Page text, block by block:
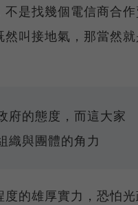
是找幾個電信商合作
叫接地氣，那當然就
府的態度，而這大家
織與團體的角力
的雄厚實力，恐怕光